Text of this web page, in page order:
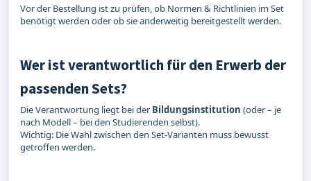
Vor der Bestellung ist zu prüfen, ob Normen & Richtlinien im Set
benötigt werden oder ob sie anderweitig bereitgestellt werden.
Wer ist verantwortlich für den Erwerb der
passenden Sets?
Die Verantwortung liegt bei der Bildungsinstitution (oder – je
nach Modell – bei den Studierenden selbst).
Wichtig: Die Wahl zwischen den Set‑Varianten muss bewusst
getroffen werden.